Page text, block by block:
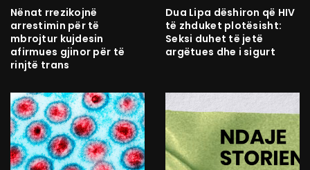
Nënat rrezikojnë
arrestimin për të
mbrojtur kujdesin
afirmues gjinor për të
rinjtë trans
Dua Lipa dëshiron që HIV
të zhduket plotësisht:
Seksi duhet të jetë
argëtues dhe i sigurt